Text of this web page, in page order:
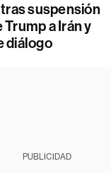
suspensión
a Irán y
diálogo
PUBLICIDAD